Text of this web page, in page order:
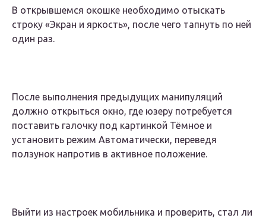
В открывшемся окошке необходимо отыскать
строку «Экран и яркость», после чего тапнуть по ней
один раз.
После выполнения предыдущих манипуляций
должно открыться окно, где юзеру потребуется
поставить галочку под картинкой Тёмное и
установить режим Автоматически, переведя
ползунок напротив в активное положение.
Выйти из настроек мобильника и проверить, стал ли